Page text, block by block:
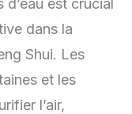
d’eau est crucial
dans la
Shui. Les
et les
l’air,